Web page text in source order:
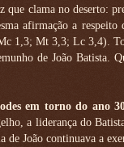
clama no deserto:
afirmação a respeito
1,3; Mt 3,3; Lc 3,4).
de João Batista.
em torno do ano
a liderança do
de João continuava a